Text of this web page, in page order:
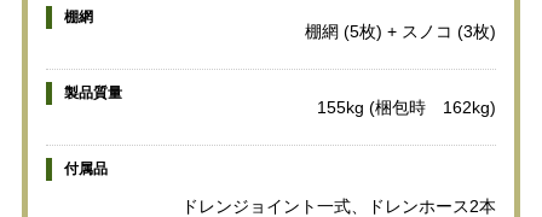
棚網
棚網 (5枚) + スノコ (3枚)
製品質量
155kg (梱包時 162kg)
付属品
ドレンジョイント一式、ドレンホース2本